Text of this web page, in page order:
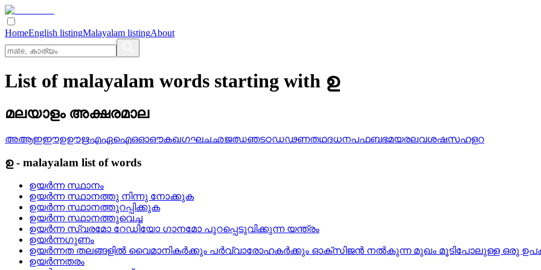
HomeEnglish listingMalayalam listingAbout
List of malayalam words starting with ഉ
മലയാളം അക്ഷരമാല
അആഇഈഉഊഋഎഏഐഒഓഔകഖഗഘചഛജഝഞടഠഡഢണതഥദധനപഫബഭമയരലവശഷസഹളറ
ഉ- malayalam list of words
ഉയര്‍ന്ന സ്ഥാനം
ഉയര്‍ന്ന സ്ഥാനത്തു നിന്നു നോക്കുക
ഉയര്‍ന്ന സ്ഥാനത്തുറപ്പിക്കുക
ഉയര്‍ന്ന സ്ഥാനത്തുവെച്ച
ഉയര്‍ന്ന സ്വരമോ റേഡിയോ ഗാനമോ പുറപ്പെടുവിക്കുന്ന യന്ത്രം
ഉയര്‍ന്നഗുണം
ഉയര്‍ന്നത തലങ്ങളില്‍ വൈമാനികര്‍ക്കും പര്‍വ്വാരോഹകര്‍ക്കും ഓക്‌സിജന്‍ നല്‍കുന്ന മുഖം മൂടിപോലുള്ള ഒരു
ഉയര്‍ന്നതരം